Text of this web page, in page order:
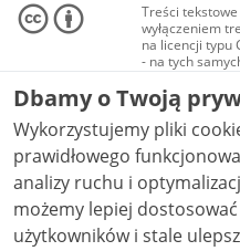
Treści
wyłączeniem
na licencji typu
- na tych
Materiały
audio i wideo,
Creative
niekomercyjne -
NC-ND 4.0), o
Dbamy o Twoją
Wykorzystujemy pliki
prawidłowego
analizy ruchu i optymalizacji
możemy lepiej
użytkowników i stale ulepszać